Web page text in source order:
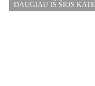
DAUGIAU IŠ ŠIOS